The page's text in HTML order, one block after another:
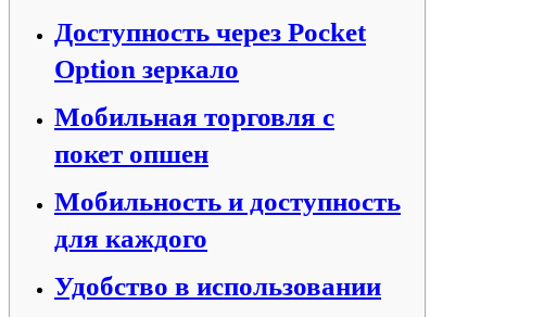
Доступность через Pocket
Option зеркало
Мобильная торговля с
покет опшен
Мобильность и доступность
для каждого
Удобство в использовании